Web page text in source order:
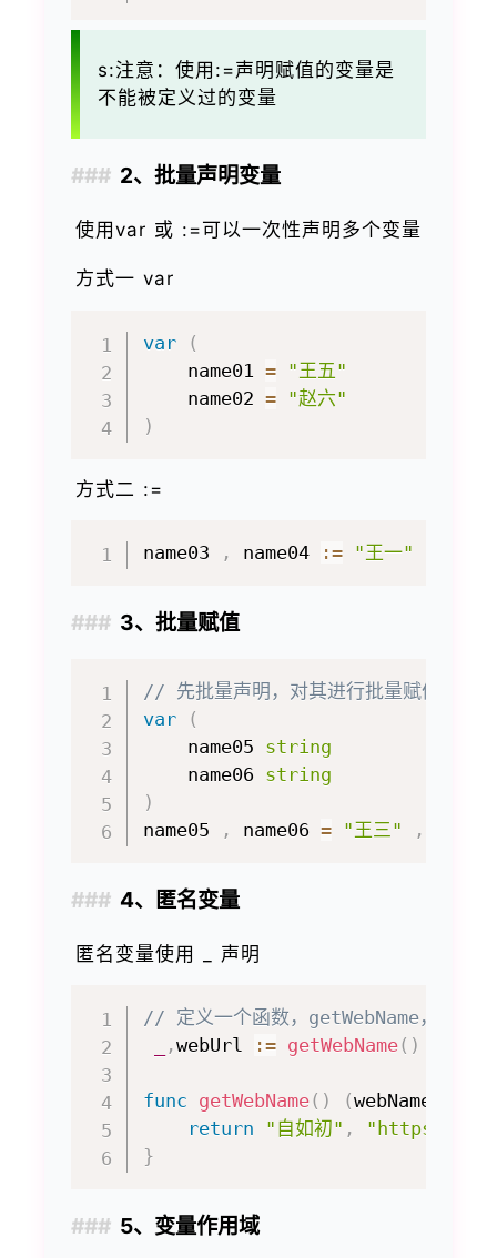
s:注意：使用:=声明赋值的变量是
不能被定义过的变量
2、批量声明变量
使用var 或 :=可以一次性声明多个变量
方式一 var
var
(
    name01
=
"王五"
    name02
=
"赵六"
)
方式二 :=
name03 , name04 := "王一"
3、批量赋值
// 先批量声明，对其进行批量赋值
var
(
    name05
string
    name06
string
)
name05
, name06 = "王三" ,
4、匿名变量
匿名变量使用 _ 声明
// 定义一个函数，getWebName，有两
,webUrl := getWebName( )
func getWebName( ) (webName
return
"自如初" ,
"https://
}
5、变量作用域